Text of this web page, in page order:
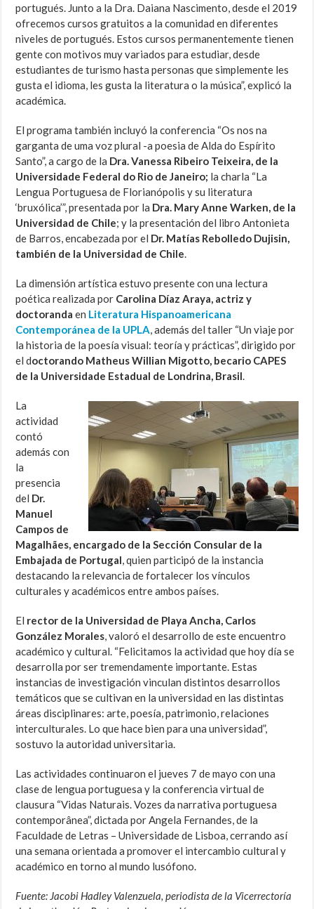
portugués. Junto a la Dra. Daiana Nascimento, desde el 2019
ofrecemos cursos gratuitos a la comunidad en diferentes
niveles de portugués. Estos cursos permanentemente tienen
gente con motivos muy variados para estudiar, desde
estudiantes de turismo hasta personas que simplemente les
gusta el idioma, les gusta la literatura o la música”, explicó la
académica.
El programa también incluyó la conferencia “Os nos na
garganta de uma voz plural -a poesia de Alda do Espírito
Santo”, a cargo de la Dra. Vanessa Ribeiro Teixeira, de la
Universidade Federal do Rio de Janeiro; la charla “La
Lengua Portuguesa de Florianópolis y su literatura
‘bruxólica’”, presentada por la Dra. Mary Anne Warken, de la
Universidad de Chile; y la presentación del libro Antonieta
de Barros, encabezada por el Dr. Matías Rebolledo Dujisin,
también de la Universidad de Chile.
La dimensión artística estuvo presente con una lectura
poética realizada por Carolina Díaz Araya, actriz y
doctoranda en Literatura Hispanoamericana
Contemporánea de la UPLA, además del taller “Un viaje por
la historia de la poesía visual: teoría y prácticas”, dirigido por
el doctorando Matheus Willian Migotto, becario CAPES
de la Universidade Estadual de Londrina, Brasil.
La
actividad
contó
además con
la
presencia
del Dr.
Manuel
Campos de
Magalhães, encargado de la Sección Consular de la
Embajada de Portugal, quien participó de la instancia
destacando la relevancia de fortalecer los vínculos
culturales y académicos entre ambos países.
El rector de la Universidad de Playa Ancha, Carlos
González Morales, valoró el desarrollo de este encuentro
académico y cultural. “Felicitamos la actividad que hoy día se
desarrolla por ser tremendamente importante. Estas
instancias de investigación vinculan distintos desarrollos
temáticos que se cultivan en la universidad en las distintas
áreas disciplinares: arte, poesía, patrimonio, relaciones
interculturales. Lo que hace bien para una universidad”,
sostuvo la autoridad universitaria.
Las actividades continuaron el jueves 7 de mayo con una
clase de lengua portuguesa y la conferencia virtual de
clausura “Vidas Naturais. Vozes da narrativa portuguesa
contemporânea”, dictada por Angela Fernandes, de la
Faculdade de Letras – Universidade de Lisboa, cerrando así
una semana orientada a promover el intercambio cultural y
académico en torno al mundo lusófono.
Fuente: Jacobi Hadley Valenzuela, periodista de la Vicerrectoría